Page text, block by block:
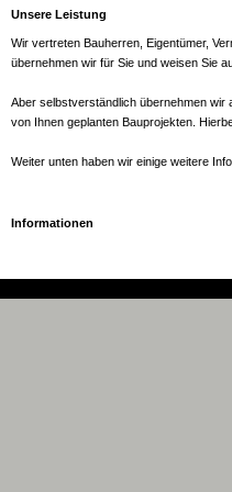
Unsere Leistung
Wir vertreten Bauherren, Eigentümer,
übernehmen wir für Sie und weisen Sie
Aber selbstverständlich übernehmen wir
von Ihnen geplanten Bauprojekten.
Weiter unten haben wir einige weitere
Informationen